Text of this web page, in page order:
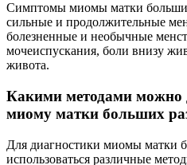
Симптомы миомы матки
сильные и продолжительные
болезненные и необычные
мочеиспускания, боли внизу
живота.
Какими методами можно
миому матки больших
Для диагностики миомы матки
использоваться различные